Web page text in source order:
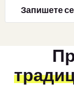
Запишете